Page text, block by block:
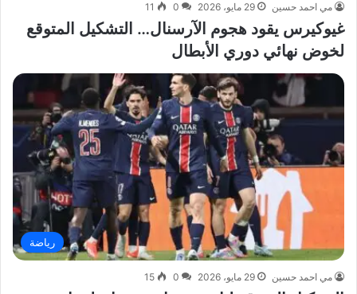
مي احمد حسين 29 مايو، 2026 0
11
غيوكيرس يقود هجوم الآرسنال… التشكيل المتوقع
لخوض نهائي دوري الأبطال
رياضة
مي احمد حسين 29 مايو، 2026 0
15